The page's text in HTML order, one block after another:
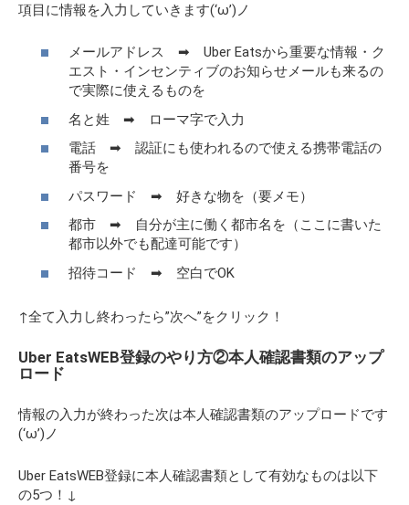
項目に情報を入力していきます(‘ω’)ノ
メールアドレス ➡ Uber Eatsから重要な情報・ク
エスト・インセンティブのお知らせメールも来るの
で実際に使えるものを
名と姓 ➡ ローマ字で入力
電話 ➡ 認証にも使われるので使える携帯電話の
番号を
パスワード ➡ 好きな物を（要メモ）
都市 ➡ 自分が主に働く都市名を（ここに書いた
都市以外でも配達可能です）
招待コード ➡ 空白でOK
↑全て入力し終わったら”次へ”をクリック！
Uber EatsWEB登録のやり方②本人確認書類のアップ
ロード
情報の入力が終わった次は本人確認書類のアップロードです
(‘ω’)ノ
Uber EatsWEB登録に本人確認書類として有効なものは以下
の5つ！↓